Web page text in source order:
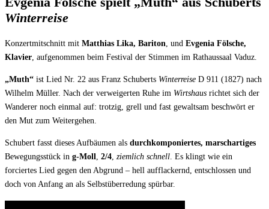
Winterreise
Konzertmitschnitt mit Matthias Lika, Bariton , und Evgenia Fölsche,
Klavier , aufgenommen beim Festival der Stimmen im Rathaussaal Vaduz.
„Muth“ ist Lied Nr. 22 aus Franz Schuberts Winterreise D 911 (1827) nach
Wilhelm Müller. Nach der verweigerten Ruhe im Wirtshaus richtet sich der
Wanderer noch einmal auf: trotzig, grell und fast gewaltsam beschwört er
den Mut zum Weitergehen.
Schubert fasst dieses Aufbäumen als durchkomponiertes, marschartiges
Bewegungsstück in g-Moll 2/4 ziemlich schnell . Es klingt wie ein
forciertes Lied gegen den Abgrund – hell aufflackernd, entschlossen und
doch von Anfang an als Selbstüberredung spürbar.